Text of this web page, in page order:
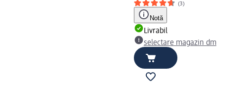
(3)
Notă
Livrabil
selectare magazin dm